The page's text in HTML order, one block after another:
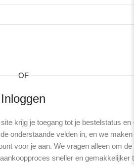
OF
Inloggen
krijg je toegang tot je bestelstatus en
onderstaande velden in, en we maken
voor je aan. We vragen alleen om de
sneller en gemakkelijker